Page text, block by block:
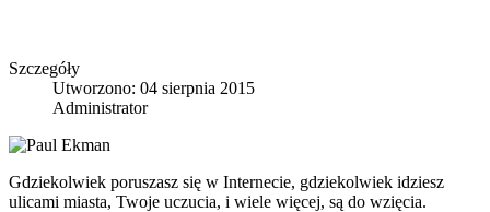
Szczegóły
Utworzono: 04 sierpnia 2015
Administrator
Gdziekolwiek poruszasz się w Internecie, gdziekolwiek idziesz
ulicami miasta, Twoje uczucia, i wiele więcej, są do wzięcia.